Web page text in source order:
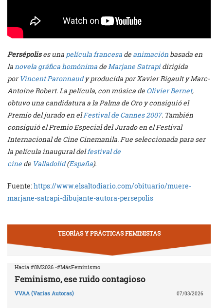
Persépolises una película francesa de animación basada en
la novela gráfica homónima de Marjane Satrapidirigida
porVincent Paronnaudy producida por Xavier Rigault y Marc-
Antoine Robert. La película, con música de Olivier Bernet,
obtuvo una candidatura a la Palma de Oro y consiguió el
Premio del jurado en elFestival de Cannes 2007. También
consiguió el Premio Especial del Jurado en el Festival
Internacional de Cine Cinemanila. Fue seleccionada para ser
la película inaugural delfestival de
cine de Valladolid(España).
Fuente:https://www.elsaltodiario.com/obituario/muere-
marjane-satrapi-dibujante-autora-persepolis
TEORÍAS Y PRÁCTICAS FEMINISTAS
Hacia #8M2026 -#MásFeminismo
Feminismo, ese ruido contagioso
VVAA (Varias Autoras) 07/03/2026